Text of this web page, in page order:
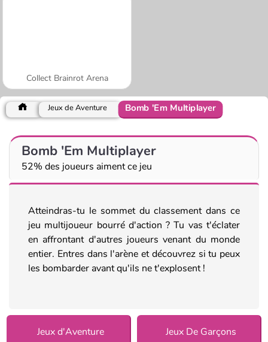
Collect Brainrot Arena
Jeux de Aventure Bomb 'Em Multiplayer
Bomb 'Em Multiplayer
52% des joueurs aiment ce jeu
Atteindras-tu le sommet du classement dans ce
jeu multijoueur bourré d'action ? Tu vas t'éclater
en affrontant d'autres joueurs venant du monde
entier. Entres dans l'arène et découvrez si tu peux
les bombarder avant qu'ils ne t'explosent !
Jeux d'Aventure Jeux De Garçons